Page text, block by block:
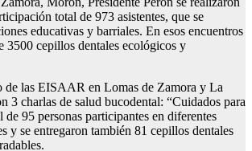
total de 973 asistentes, que se
educativas y barriales. En esos encuentros
3500 cepillos dentales ecológicos y
de las EISAAR en Lomas de Zamora y La
3 charlas de salud bucodental: “Cuidados para
95 personas participantes en diferentes
y se entregaron también 81 cepillos dentales